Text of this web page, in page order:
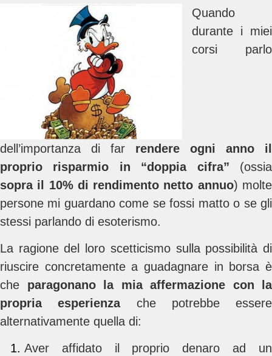
Quando
durante i miei
corsi parlo
dell’importanza di far rendere ogni anno il
proprio risparmio in “doppia cifra” (ossia
sopra il 10% di rendimento netto annuo) molte
persone mi guardano come se fossi matto o se gli
stessi parlando di esoterismo.
La ragione del loro scetticismo sulla possibilità di
riuscire concretamente a guadagnare in borsa è
che paragonano la mia affermazione con la
propria esperienzache potrebbe essere
alternativamente quella di:
Aver affidato il proprio denaro ad un